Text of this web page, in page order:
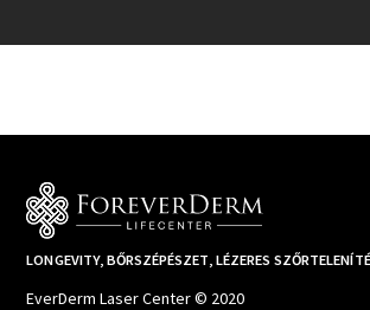
LONGEVITY, BŐRSZÉPÉSZET, LÉZERES
EverDerm Laser Center © 2020